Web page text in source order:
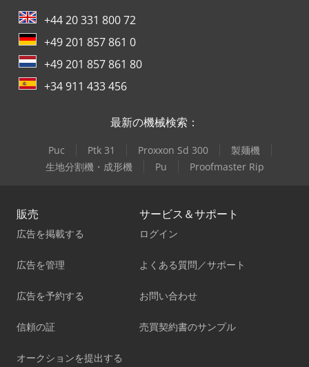
+44 20 331 800 72
+49 201 857 861 0
+49 201 857 861 80
+34 911 433 456
最新の機械検索：
Puc Ptk 31 Proxxon Sd 300
製麺機
生地分割機・成形機
Pu Proofmaster Rip
販売
広告を掲載する
広告を管理
広告を予約する
信頼の証
オークションを提出する
サービス＆サポート
ログイン
よくある質問／サポート
お問い合わせ
売買契約書のサンプル